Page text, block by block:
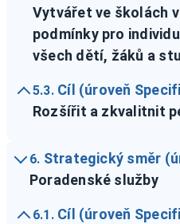
Vytvářet ve školách
podmínky pro
všech dětí, žáků a
5.3. Cíl (úroveň
Rozšířit a zkvalitnit
6. Strategický směr
Poradenské služby
6.1. Cíl (úroveň